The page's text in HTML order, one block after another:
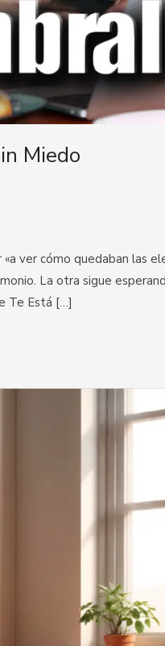
Miedo
ver cómo quedaban las
La otra sigue
Te Está […]